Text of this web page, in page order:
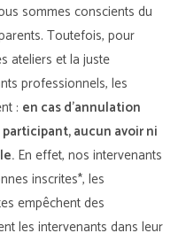
sommes conscients du
Toutefois, pour
ateliers et la juste
professionnels, les
: en cas d’annulation
aucun avoir ni
En effet, nos intervenants
inscrites*, les
empêchent des
les intervenants dans leur